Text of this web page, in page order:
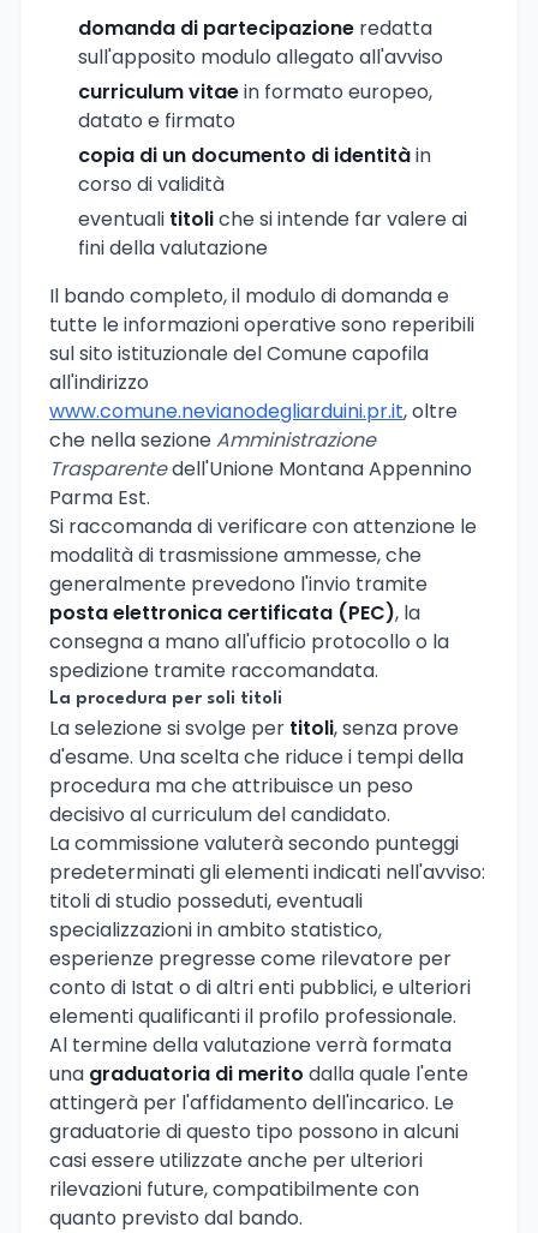
domanda di partecipazione redatta
sull'apposito modulo allegato all'avviso
curriculum vitaein formato europeo,
datato e firmato
copia di un documento di identitàin
corso di validità
eventuali titoliche si intende far valere ai
fini della valutazione
Il bando completo, il modulo di domanda e
tutte le informazioni operative sono reperibili
sul sito istituzionale del Comune capofila
all'indirizzo
www.comune.nevianodegliarduini.pr.it, oltre
che nella sezioneAmministrazione
Trasparentedell'Unione Montana Appennino
Parma Est.
Si raccomanda di verificare con attenzione le
modalità di trasmissione ammesse, che
generalmente prevedono l'invio tramite
posta elettronica certificata (PEC), la
consegna a mano all'ufficio protocollo o la
spedizione tramite raccomandata.
La procedura per soli titoli
La selezione si svolge per titoli, senza prove
d'esame. Una scelta che riduce i tempi della
procedura ma che attribuisce un peso
decisivo al curriculum del candidato.
La commissione valuterà secondo punteggi
predeterminati gli elementi indicati nell'avviso:
titoli di studio posseduti, eventuali
specializzazioni in ambito statistico,
esperienze pregresse come rilevatore per
conto di Istat o di altri enti pubblici, e ulteriori
elementi qualificanti il profilo professionale.
Al termine della valutazione verrà formata
una graduatoria di merito dalla quale l'ente
attingerà per l'affidamento dell'incarico. Le
graduatorie di questo tipo possono in alcuni
casi essere utilizzate anche per ulteriori
rilevazioni future, compatibilmente con
quanto previsto dal bando.